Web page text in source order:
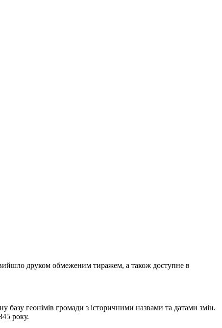
друком обмеженим тиражем, а також доступне в
базу геонімів громади з історичними назвами та датами змін.
року.